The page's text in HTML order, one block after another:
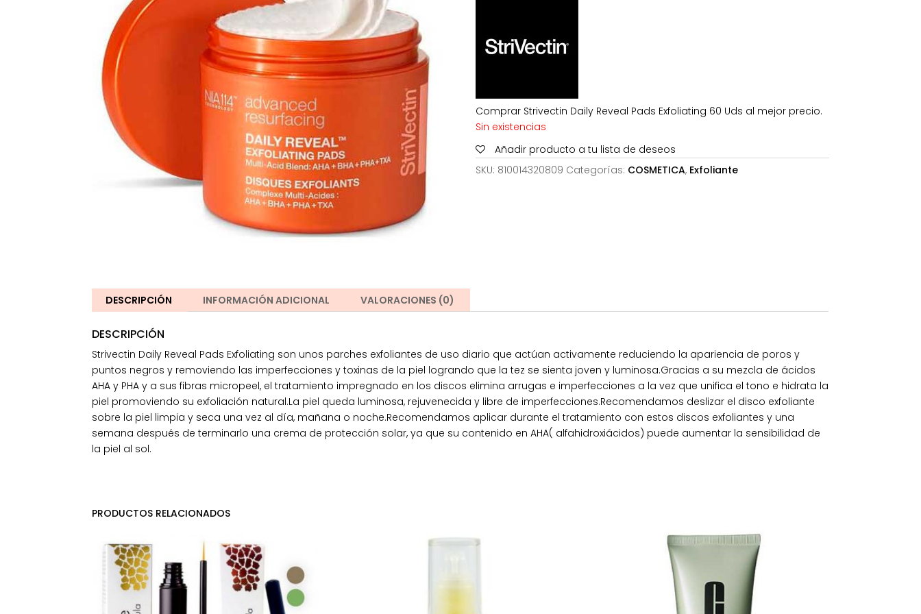
Comprar Strivectin Daily Reveal Pads Exfoliating 60 Uds al mejor precio.
Sin existencias
Añadir producto a tu lista de deseos
SKU: 810014320809 Categorías: COSMETICA, Exfoliante
DESCRIPCIÓN INFORMACIÓN ADICIONAL VALORACIONES (0)
DESCRIPCIÓN
Strivectin Daily Reveal Pads Exfoliating son unos parches exfoliantes de uso diario que actúan activamente reduciendo la apariencia de poros y
puntos negros y removiendo las imperfecciones y toxinas de la piel logrando que la tez se sienta joven y luminosa.Gracias a su mezcla de ácidos
AHA y PHA y a sus fibras micropeel, el tratamiento impregnado en los discos elimina arrugas e imperfecciones a la vez que unifica el tono e hidrata la
piel promoviendo su exfoliación natural.La piel queda luminosa, rejuvenecida y libre de imperfecciones.Recomendamos deslizar el disco exfoliante
sobre la piel limpia y seca una vez al día, mañana o noche.Recomendamos aplicar durante el tratamiento con estos discos exfoliantes y una
semana después de terminarlo una crema de protección solar, ya que su contenido en AHA( alfahidroxiácidos) puede aumentar la sensibilidad de
la piel al sol.
PRODUCTOS RELACIONADOS